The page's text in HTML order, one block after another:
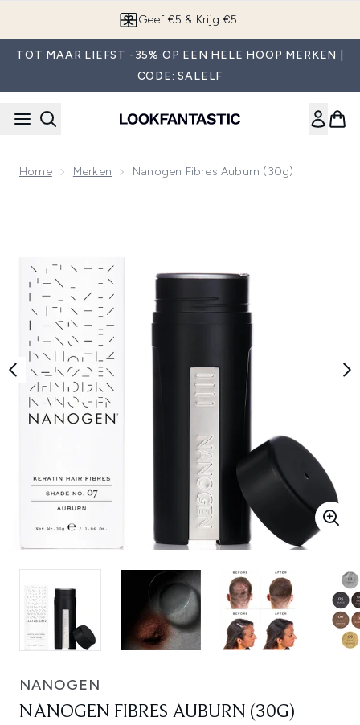
Geef €5 & Krijg €5!
TOT MAAR LIEFST -35% OP EEN HELE HOOP MERKEN |
CODE: SALELF
Home Merken Nanogen Fibres Auburn (30g)
NANOGEN
NANOGEN FIBRES AUBURN (30G)